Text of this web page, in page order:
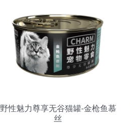
野性魅力尊享无谷猫罐-金枪鱼慕
丝